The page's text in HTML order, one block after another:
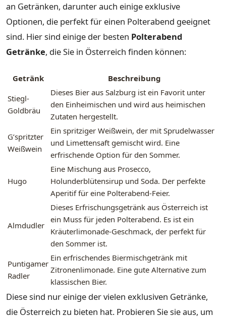
an Getränken, darunter auch einige exklusive
Optionen, die perfekt für einen Polterabend geeignet
sind. Hier sind einige der besten Polterabend
Getränke, die Sie in Österreich finden können:
Getränk
Beschreibung
Stiegl-
Goldbräu
Dieses Bier aus Salzburg ist ein Favorit unter
den Einheimischen und wird aus heimischen
Zutaten hergestellt.
G’spritzter
Weißwein
Ein spritziger Weißwein, der mit Sprudelwasser
und Limettensaft gemischt wird. Eine
erfrischende Option für den Sommer.
Hugo
Eine Mischung aus Prosecco,
Holunderblütensirup und Soda. Der perfekte
Aperitif für eine Polterabend-Feier.
Almdudler
Dieses Erfrischungsgetränk aus Österreich ist
ein Muss für jeden Polterabend. Es ist ein
Kräuterlimonade-Geschmack, der perfekt für
den Sommer ist.
Puntigamer
Radler
Ein erfrischendes Biermischgetränk mit
Zitronenlimonade. Eine gute Alternative zum
klassischen Bier.
Diese sind nur einige der vielen exklusiven Getränke,
die Österreich zu bieten hat. Probieren Sie sie aus, um